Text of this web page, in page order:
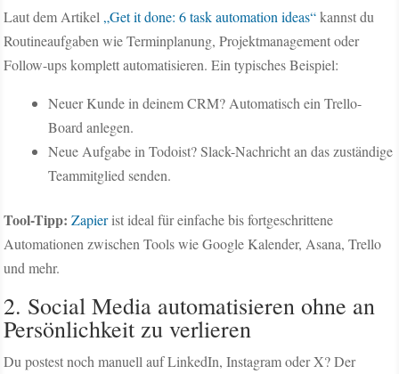
Laut dem Artikel „Get it done: 6 task automation ideas“kannst du
Routineaufgaben wie Terminplanung, Projektmanagement oder
Follow-ups komplett automatisieren. Ein typisches Beispiel:
Neuer Kunde in deinem CRM? Automatisch ein Trello-
Board anlegen.
Neue Aufgabe in Todoist? Slack-Nachricht an das zuständige
Teammitglied senden.
Tool-Tipp: Zapierist ideal für einfache bis fortgeschrittene
Automationen zwischen Tools wie Google Kalender, Asana, Trello
und mehr.
2. Social Media automatisieren ohne an
Persönlichkeit zu verlieren
Du postest noch manuell auf LinkedIn, Instagram oder X? Der